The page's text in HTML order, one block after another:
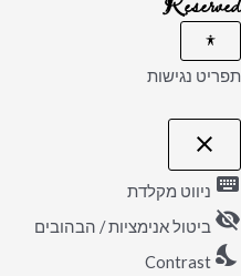
תפריט נגישות
close
פתיחה
של
הנגישות
keyboard ניווט מקלדת
visibility_off ביטול אנימציות / הבהובים
nights_stay
Contrast